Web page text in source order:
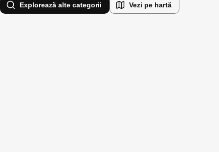
Explorează alte categorii Vezi pe hartă